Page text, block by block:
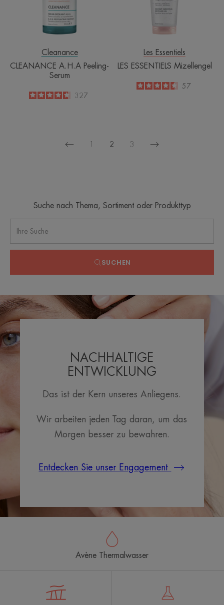
Cleanance
CLEANANCE A.H.A Peeling-
Serum
4.7
/
5
327
Les Essentiels
LES ESSENTIELS Mizellengel
4.5
/
5
57
Vorherige
2 3
Nächste
Suche nach Thema, Sortiment oder Produkttyp
SUCHEN
NACHHALTIGE
ENTWICKLUNG
Das ist der Kern unseres Anliegens.
Wir arbeiten jeden Tag daran, um das
Morgen besser zu bewahren.
Entdecken Sie unser Engagement
Avène Thermalwasser